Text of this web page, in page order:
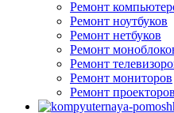
Ремонт
Ремонт ноутбуков
Ремонт нетбуков
Ремонт
Ремонт
Ремонт мониторов
Ремонт проекторов